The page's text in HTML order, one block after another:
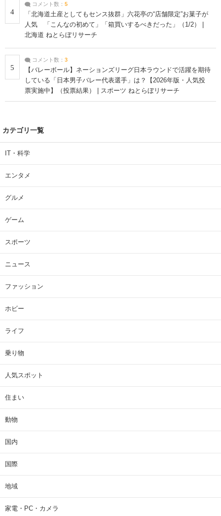
4
コメント数： 5
「北海道土産としてもセンス抜群」六花亭の“店舗限定”お菓子が
人気 「こんなの初めて」「箱買いするべきだった」（1/2） |
北海道 ねとらぼリサーチ
5
コメント数： 3
【バレーボール】ネーションズリーグ日本ラウンドで活躍を期待
している「日本男子バレー代表選手」は？【2026年版・人気投
票実施中】（投票結果） | スポーツ ねとらぼリサーチ
カテゴリ一覧
IT・科学
エンタメ
グルメ
ゲーム
スポーツ
ニュース
ファッション
ホビー
ライフ
乗り物
人気スポット
住まい
動物
国内
国際
地域
家電・PC・カメラ